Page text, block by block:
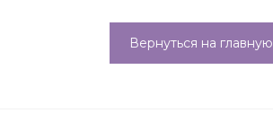
Вернуться на главную